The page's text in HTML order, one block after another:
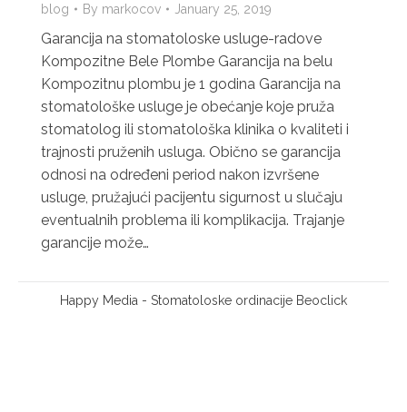
blog By markocov January 25, 2019
Garancija na stomatoloske usluge-radove
Kompozitne Bele Plombe Garancija na belu
Kompozitnu plombu je 1 godina Garancija na
stomatološke usluge je obećanje koje pruža
stomatolog ili stomatološka klinika o kvaliteti i
trajnosti pruženih usluga. Obično se garancija
odnosi na određeni period nakon izvršene
usluge, pružajući pacijentu sigurnost u slučaju
eventualnih problema ili komplikacija. Trajanje
garancije može…
Happy Media - Stomatoloske ordinacije Beoclick